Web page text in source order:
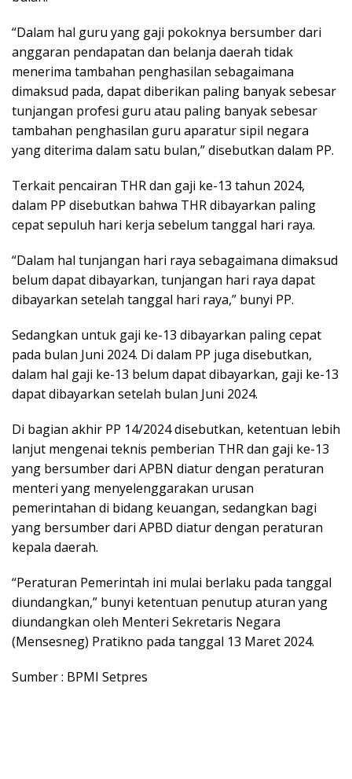
“Dalam hal guru yang gaji pokoknya bersumber dari
anggaran pendapatan dan belanja daerah tidak
menerima tambahan penghasilan sebagaimana
dimaksud pada, dapat diberikan paling banyak sebesar
tunjangan profesi guru atau paling banyak sebesar
tambahan penghasilan guru aparatur sipil negara
yang diterima dalam satu bulan,” disebutkan dalam PP.
Terkait pencairan THR dan gaji ke-13 tahun 2024,
dalam PP disebutkan bahwa THR dibayarkan paling
cepat sepuluh hari kerja sebelum tanggal hari raya.
“Dalam hal tunjangan hari raya sebagaimana dimaksud
belum dapat dibayarkan, tunjangan hari raya dapat
dibayarkan setelah tanggal hari raya,” bunyi PP.
Sedangkan untuk gaji ke-13 dibayarkan paling cepat
pada bulan Juni 2024. Di dalam PP juga disebutkan,
dalam hal gaji ke-13 belum dapat dibayarkan, gaji ke-13
dapat dibayarkan setelah bulan Juni 2024.
Di bagian akhir PP 14/2024 disebutkan, ketentuan lebih
lanjut mengenai teknis pemberian THR dan gaji ke-13
yang bersumber dari APBN diatur dengan peraturan
menteri yang menyelenggarakan urusan
pemerintahan di bidang keuangan, sedangkan bagi
yang bersumber dari APBD diatur dengan peraturan
kepala daerah.
“Peraturan Pemerintah ini mulai berlaku pada tanggal
diundangkan,” bunyi ketentuan penutup aturan yang
diundangkan oleh Menteri Sekretaris Negara
(Mensesneg) Pratikno pada tanggal 13 Maret 2024.
Sumber : BPMI Setpres